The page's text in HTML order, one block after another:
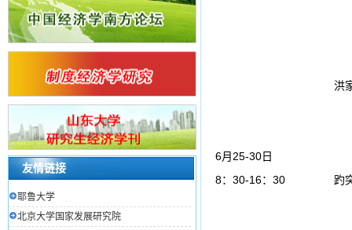
友情链接
耶鲁大学
北京大学国家发展研究院
6月25-30日
8：30-16：30
洪
趵